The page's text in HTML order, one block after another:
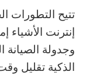
تتيح التطورات
إنترنت الأشياء
وجدولة الصيانة
الذكية تقليل